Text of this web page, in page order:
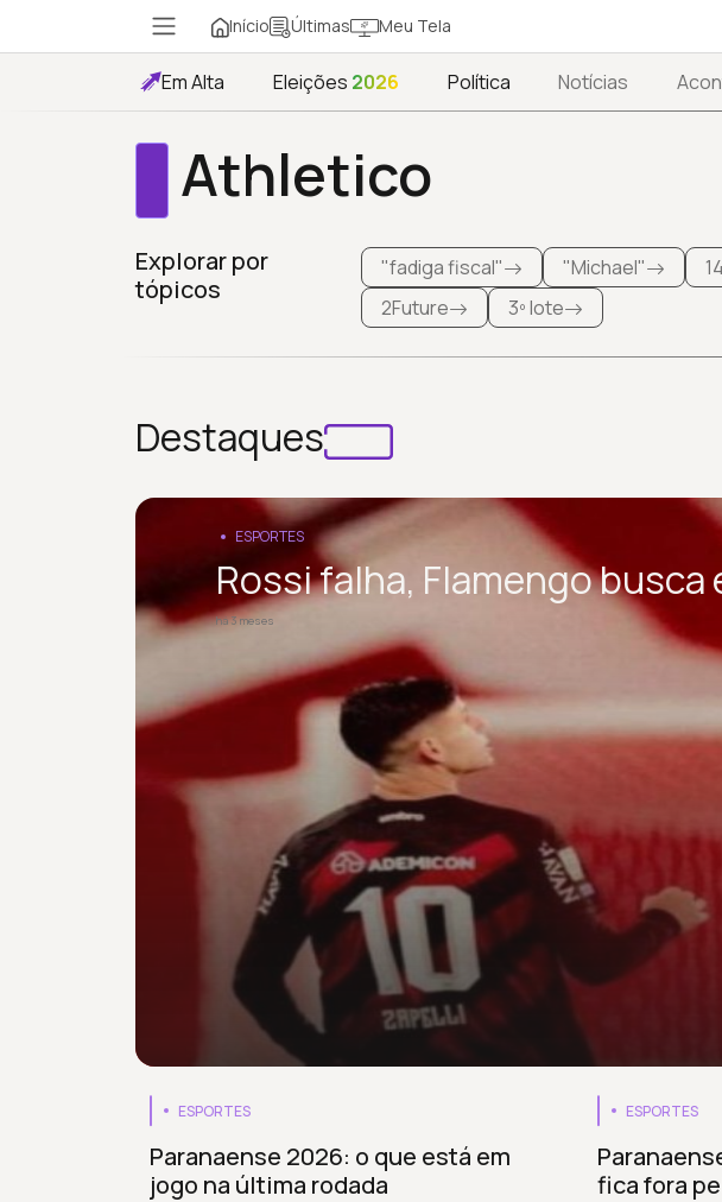
Início Últimas Meu Tela
Em Alta Eleições 2026 Política Notícias
Athletico
Explorar por
tópicos
"fadiga fiscal" "Michael"
2Future
3º lote
Destaques
ESPORTES
Rossi falha, Flamengo
há 3 meses
ESPORTES
Paranaense 2026: o que está em
jogo na última rodada
ESPORTES
fica fora